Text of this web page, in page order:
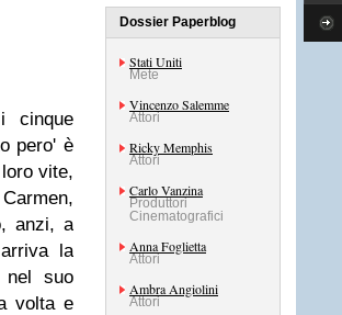
cinque
pero' è
vite,
anzi, a
la
nel suo
volta e
Dossier Paperblog
Stati Uniti
Mete
Vincenzo Salemme
Attori
Ricky Memphis
Attori
Carlo Vanzina
Produttori
Cinematografici
Anna Foglietta
Attori
Ambra Angiolini
Attori